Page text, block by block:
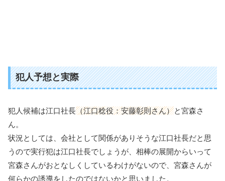
犯人予想と実際
犯人候補は江口社長（江口稔役：安藤彰則さん）と宮森さ
ん。
状況としては、会社として関係がありそうな江口社長だと思
うので実行犯は江口社長でしょうが、相棒の展開からいって
宮森さんがおとなしくしているわけがないので、宮森さんが
何らかの誘導をしたのではないかと思いました。